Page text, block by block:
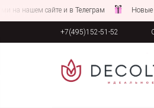
сайте и в Телеграм Новые
+7(495)152-51-52